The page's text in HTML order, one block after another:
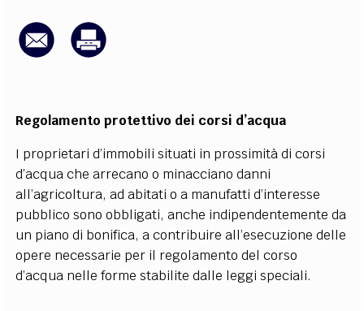
CODICI RUBRICHE
Regolamento protettivo dei corsi d’acqua
I proprietari d’immobili situati in prossimità di corsi
d’acqua che arrecano o minacciano danni
all’agricoltura, ad abitati o a manufatti d’interesse
pubblico sono obbligati, anche indipendentemente da
un piano di bonifica, a contribuire all’esecuzione delle
opere necessarie per il regolamento del corso
d’acqua nelle forme stabilite dalle leggi speciali.